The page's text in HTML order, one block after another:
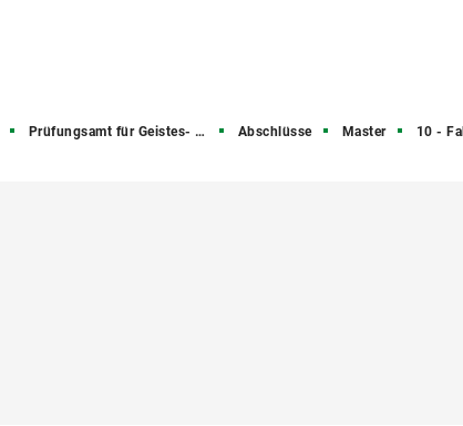
Prüfungsamt für Geistes- und Sozialwissenschaften Abschlüsse Master 10 - Fakultät für